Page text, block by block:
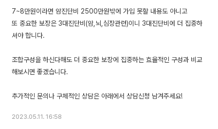
7~8만원이라면 암진단비 2500만원밖에 가입 못할 내용도 아니고
또 중요한 보장은 3대진단비(암,뇌,심장관련)이니 3대진단비에 더 집중하
셔야 합니다.
조합구성을 하신다해도 더 중요한 보장에 집중하는 효율적인 구성과 비교
해보시면 좋겠습니다.
2023.05.11. 16:58